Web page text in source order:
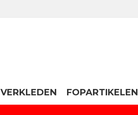
VERKLEDEN FOPARTIKELEN